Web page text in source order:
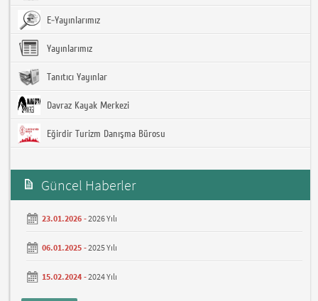
E-Yayınlarımız
Yayınlarımız
Tanıtıcı Yayınlar
Davraz Kayak Merkezi
Eğirdir Turizm Danışma Bürosu
Güncel Haberler
23.01.2026 -2026 Yılı
06.01.2025 -2025 Yılı
15.02.2024 -2024 Yılı